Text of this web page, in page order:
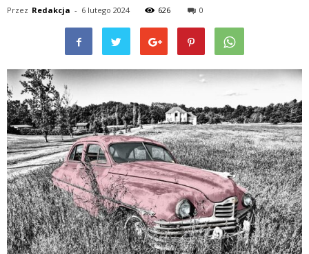
Przez Redakcja - 6 lutego 2024 626 0